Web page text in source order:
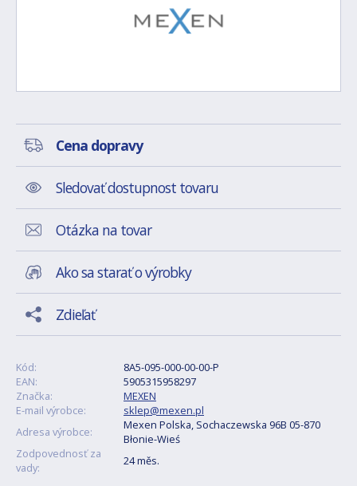
Cena dopravy
Sledovať dostupnost tovaru
Otázka na tovar
Ako sa starať o výrobky
Zdieľať
Kód:
8A5-095-000-00-00-P
EAN:
5905315958297
Značka:
MEXEN
E-mail výrobce:
sklep@mexen.pl
Adresa výrobce:
Mexen Polska, Sochaczewska 96B 05-870
Błonie-Wieś
Zodpovednosť za
vady:
24 měs.